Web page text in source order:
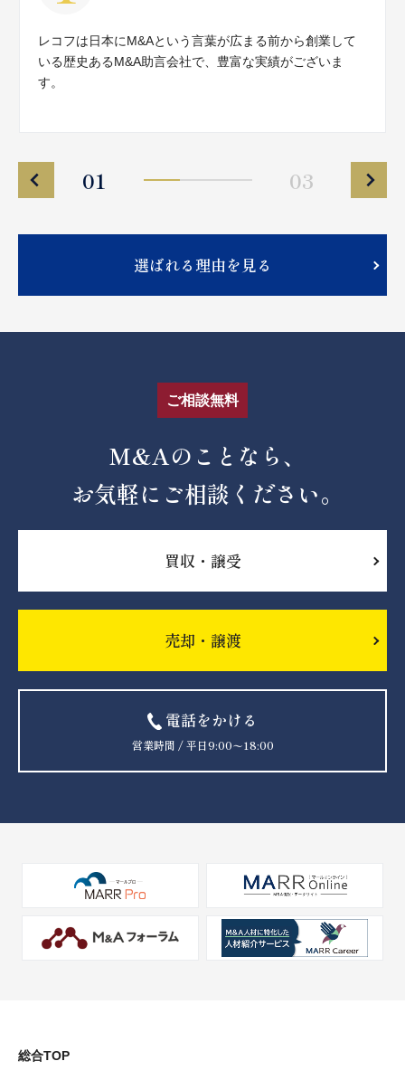
レコフは日本にM&Aという言葉が広まる前から創業して
いる歴史あるM&A助言会社で、豊富な実績がございま
す。
01 03
選ばれる理由を見る
ご相談無料
M&Aのことなら、
お気軽にご相談ください。
買収・譲受
売却・譲渡
電話をかける
営業時間 / 平日9:00〜18:00
総合TOP